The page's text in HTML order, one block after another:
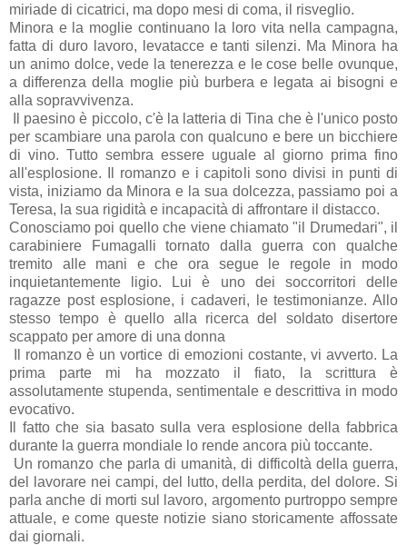
miriade di cicatrici, ma dopo mesi di coma, il risveglio.
Minora e la moglie continuano la loro vita nella campagna,
fatta di duro lavoro, levatacce e tanti silenzi. Ma Minora ha
un animo dolce, vede la tenerezza e le cose belle ovunque,
a differenza della moglie più burbera e legata ai bisogni e
alla sopravvivenza.
Il paesino è piccolo, c'è la latteria di Tina che è l'unico posto
per scambiare una parola con qualcuno e bere un bicchiere
di vino. Tutto sembra essere uguale al giorno prima fino
all'esplosione. Il romanzo e i capitoli sono divisi in punti di
vista, iniziamo da Minora e la sua dolcezza, passiamo poi a
Teresa, la sua rigidità e incapacità di affrontare il distacco.
Conosciamo poi quello che viene chiamato "il Drumedari", il
carabiniere Fumagalli tornato dalla guerra con qualche
tremito alle mani e che ora segue le regole in modo
inquietantemente ligio. Lui è uno dei soccorritori delle
ragazze post esplosione, i cadaveri, le testimonianze. Allo
stesso tempo è quello alla ricerca del soldato disertore
scappato per amore di una donna
Il romanzo è un vortice di emozioni costante, vi avverto. La
prima parte mi ha mozzato il fiato, la scrittura è
assolutamente stupenda, sentimentale e descrittiva in modo
evocativo.
Il fatto che sia basato sulla vera esplosione della fabbrica
durante la guerra mondiale lo rende ancora più toccante.
Un romanzo che parla di umanità, di difficoltà della guerra,
del lavorare nei campi, del lutto, della perdita, del dolore. Si
parla anche di morti sul lavoro, argomento purtroppo sempre
attuale, e come queste notizie siano storicamente affossate
dai giornali.